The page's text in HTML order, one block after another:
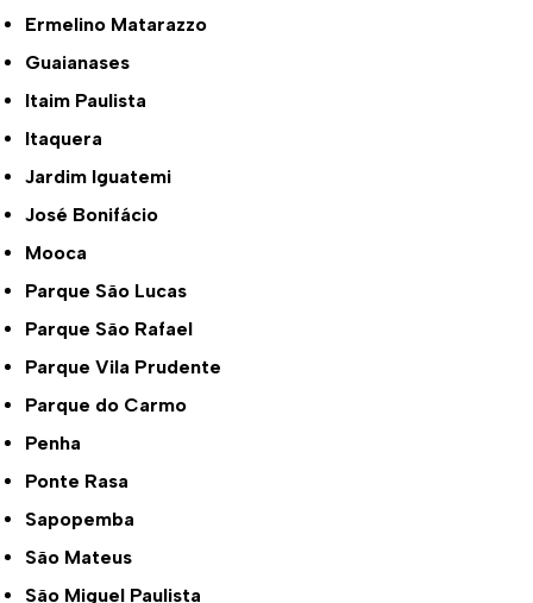
Ermelino Matarazzo
Guaianases
Itaim Paulista
Itaquera
Jardim Iguatemi
José Bonifácio
Mooca
Parque São Lucas
Parque São Rafael
Parque Vila Prudente
Parque do Carmo
Penha
Ponte Rasa
Sapopemba
São Mateus
São Miguel Paulista